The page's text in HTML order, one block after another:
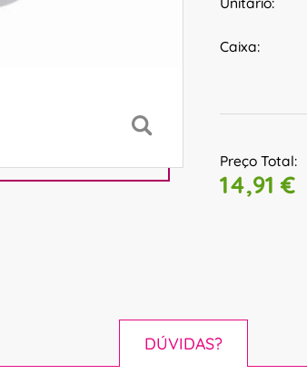
Caixa:
Preço Total:
14,91 €
DÚVIDAS?